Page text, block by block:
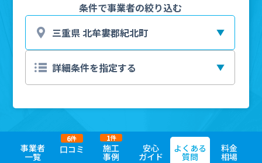
条件で事業者の絞り込む
事業者
一覧
口コミ
6件
施工
事例
1件
安心
ガイド
よくある
質問
料金
相場